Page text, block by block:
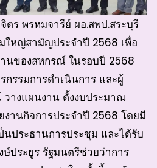
ร พรหมจารีย์ ผอ.สพป.สระบุรี
ใหญ่สามัญประจำปี 2568 เพื่อ
นของสหกรณ์ ในรอบปี 2568
กรรมการดำเนินการ และผู้
างแผนงาน ตั้งงบประมาณ
งานกิจการประจำปี 2568 โดยมี
ประธานการประชุม และได้รับ
ษ์ประยูร รัฐมนตรีช่วยว่าการ